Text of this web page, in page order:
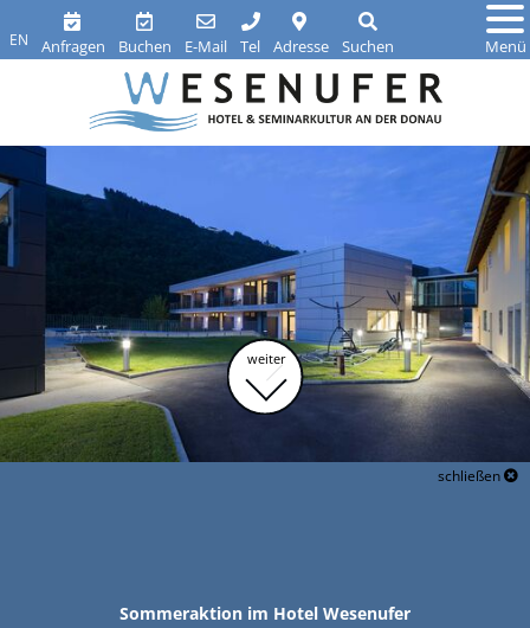
EN Anfragen Buchen E-Mail Tel Adresse Suchen Menü
weiter
schließen
Sommeraktion im Hotel Wesenufer